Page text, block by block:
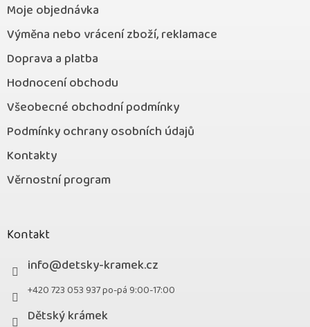
Moje objednávka
Výměna nebo vrácení zboží, reklamace
Doprava a platba
Hodnocení obchodu
Všeobecné obchodní podmínky
Podmínky ochrany osobních údajů
Kontakty
Věrnostní program
Kontakt
info@detsky-kramek.cz
+420 723 053 937 po-pá 9:00-17:00
Dětský krámek